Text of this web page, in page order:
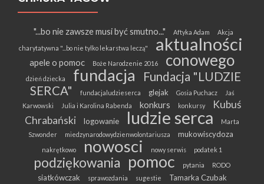
"...bo nie zawsze musi być smutno..." Aftyka Adam Akcja
charytatywna "...bo nie tylko lekarstwa leczą" aktualności
apele o pomoc Boże Narodzenie 2016 conowego
dzień dziecka fundacja
Fundacja "LUDZIE
SERCA"
fundacjaludzieserca glejak Gosia Puchacz
Jaś
Karwowski
Julia i Karolina Rabenda konkurs konkursy
Kubuś
Chrabański
logowanie ludzie serca
Marta
Szwonder
miedzynarodowydzienwolontariusza mukowiscydoza
nakrętkowo nowosci nowy serwis podatek 1
podziękowania pomoc pytania RODO
siatkówczak sprawozdania sugestie Tamarka Czubak